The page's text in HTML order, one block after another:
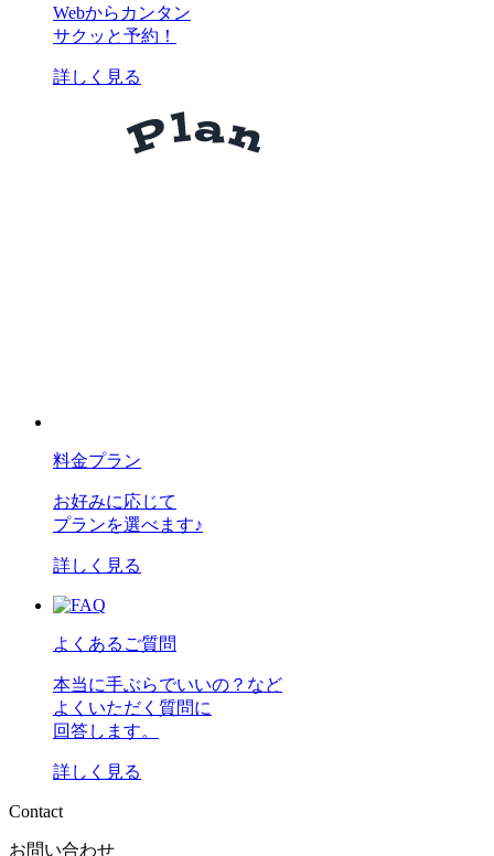
Webからカンタン
サクッと予約！
詳しく見る
料金プラン
お好みに応じて
プランを選べます♪
詳しく見る
よくあるご質問
本当に手ぶらでいいの？など
よくいただく質問に
回答します。
詳しく見る
Contact
お問い合わせ